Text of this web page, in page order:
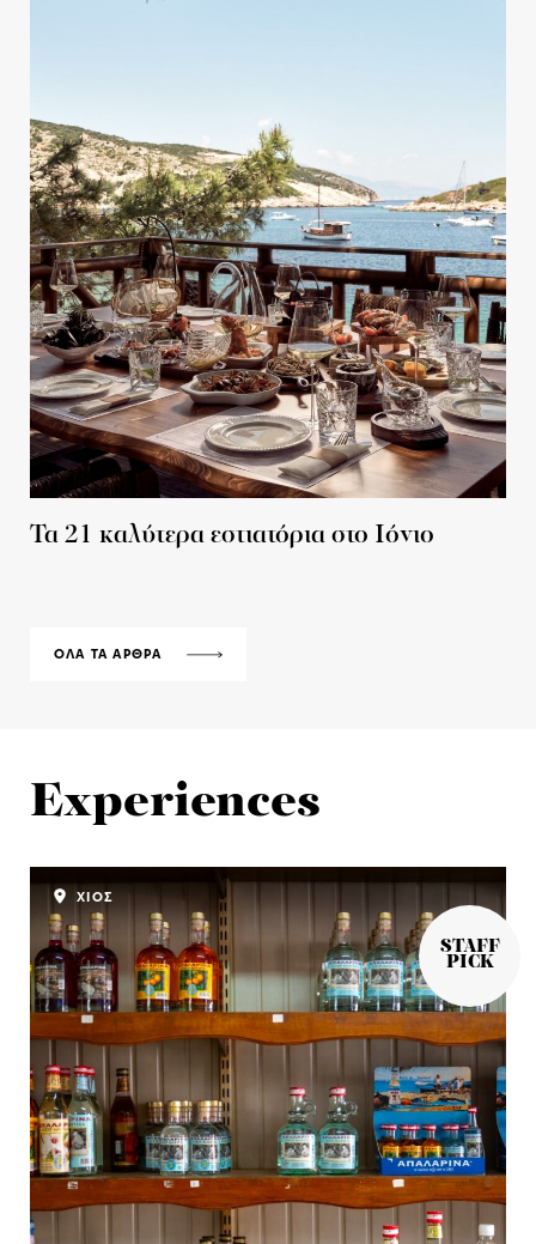
Τα 21 καλύτερα εστιατόρια στο Ιόνιο
ΟΛΑ ΤΑ ΑΡΘΡΑ
Experiences
ΧΙΟΣ
STAFF
PICK